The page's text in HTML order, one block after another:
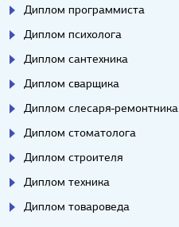
Диплом программиста
Диплом психолога
Диплом сантехника
Диплом сварщика
Диплом слесаря-ремонтника
Диплом стоматолога
Диплом строителя
Диплом техника
Диплом товароведа